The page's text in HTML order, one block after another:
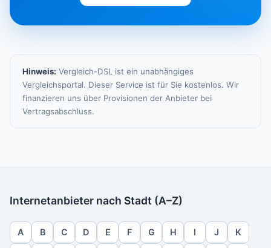
Hinweis: Vergleich-DSL ist ein unabhängiges
Vergleichsportal. Dieser Service ist für Sie kostenlos. Wir
finanzieren uns über Provisionen der Anbieter bei
Vertragsabschluss.
Internetanbieter nach Stadt (A–Z)
A B C D E F G H I J K